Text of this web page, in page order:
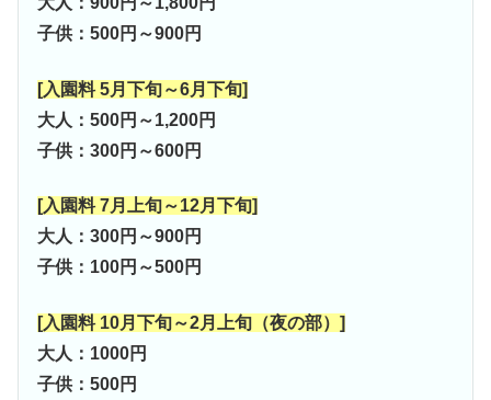
子供：500円～900円
[入園料 5月下旬～6月下旬]
大人：500円～1,200円
子供：300円～600円
[入園料 7月上旬～12月下旬]
大人：300円～900円
子供：100円～500円
[入園料 10月下旬～2月上旬（夜の部）]
大人：1000円
子供：500円